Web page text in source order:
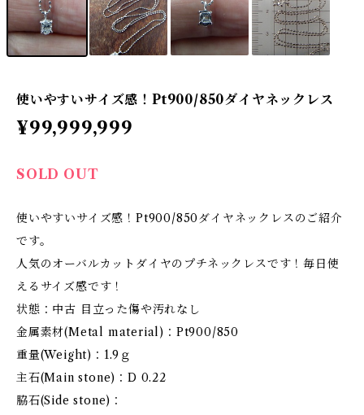
使いやすいサイズ感！Pt900/850ダイヤネックレス
¥99,999,999
SOLD OUT
使いやすいサイズ感！Pt900/850ダイヤネックレスのご紹介
です。
人気のオーバルカットダイヤのプチネックレスです！毎日使
えるサイズ感です！
状態：中古 目立った傷や汚れなし
金属素材(Metal material)：Pt900/850
重量(Weight)：1.9ｇ
主石(Main stone)：D 0.22
脇石(Side stone)：